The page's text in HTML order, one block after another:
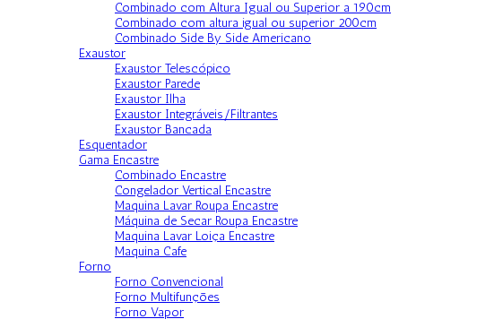
Combinado com Altura Igual ou Superior a 190cm
Combinado com altura igual ou superior 200cm
Combinado Side By Side Americano
Exaustor
Exaustor Telescópico
Exaustor Parede
Exaustor Ilha
Exaustor Integráveis/Filtrantes
Exaustor Bancada
Esquentador
Gama Encastre
Combinado Encastre
Congelador Vertical Encastre
Maquina Lavar Roupa Encastre
Máquina de Secar Roupa Encastre
Maquina Lavar Loiça Encastre
Maquina Cafe
Forno
Forno Convencional
Forno Multifunções
Forno Vapor